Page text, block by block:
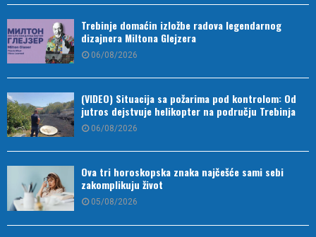
Trebinje domaćin izložbe radova legendarnog
dizajnera Miltona Glejzera
06/08/2026
(VIDEO) Situacija sa požarima pod kontrolom: Od
jutros dejstvuje helikopter na području Trebinja
06/08/2026
Ova tri horoskopska znaka najčešće sami sebi
zakomplikuju život
05/08/2026